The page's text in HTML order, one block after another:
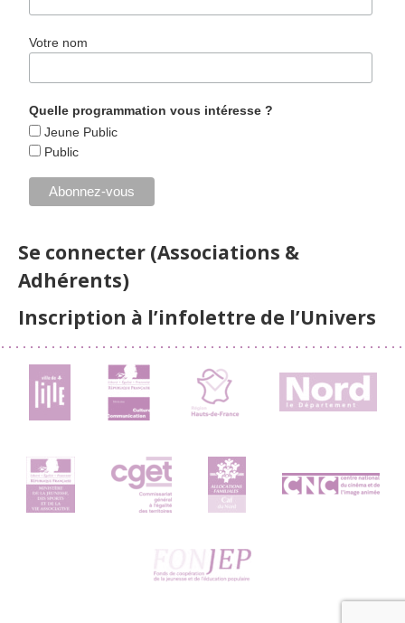
Votre nom
Quelle programmation vous intéresse ?
Jeune Public
Public
Se connecter (Associations &
Adhérents)
Inscription à l’infolettre de l’Univers